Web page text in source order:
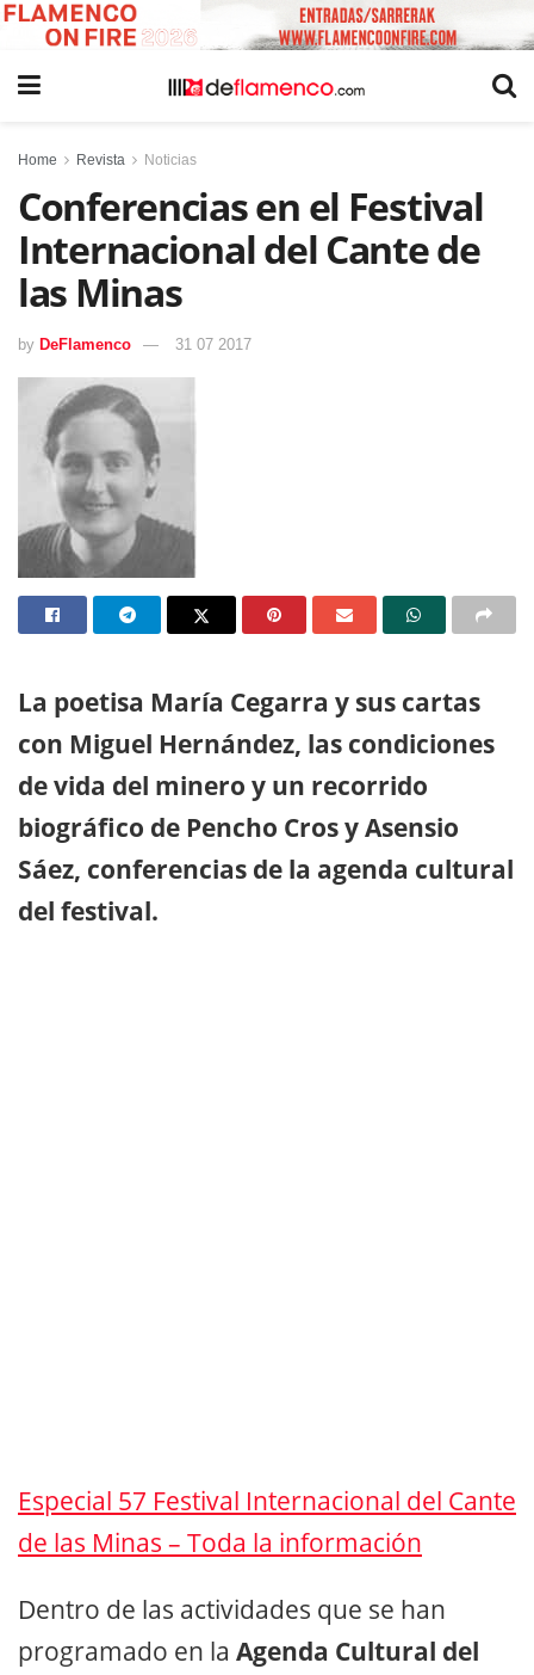
Home Revista Noticias
Conferencias en el Festival
Internacional del Cante de
las Minas
by DeFlamenco 31 07 2017
La poetisa María Cegarra y sus cartas
con Miguel Hernández, las condiciones
de vida del minero y un recorrido
biográfico de Pencho Cros y Asensio
Sáez, conferencias de la agenda cultural
del festival.
Especial 57 Festival Internacional del Cante
de las Minas – Toda la información
Dentro de las actividades que se han
programado en la Agenda Cultural del